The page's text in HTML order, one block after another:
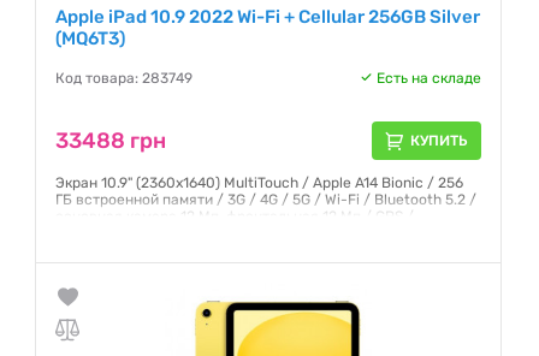
Apple iPad 10.9 2022 Wi-Fi + Cellular 256GB Silver
(MQ6T3)
Код товара: 283749 Есть на складе
33488 грн КУПИТЬ
Экран 10.9" (2360x1640) MultiTouch / Apple A14 Bionic / 256
ГБ встроенной памяти / 3G / 4G / 5G / Wi-Fi / Bluetooth 5.2 /
основная камера 12 Мп, фронтальная 12 Мп / GPS /
Гарантия:6 месяцев